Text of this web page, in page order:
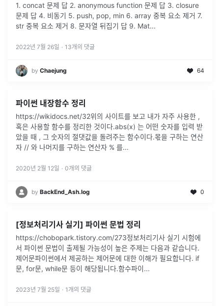
1. concat 문제 답 2. anonymous function 문제 답 3. closure
문제 답 4. 비동기 5. push, pop, min 6. array 중복 요소 제거 7.
str 중복 요소 제거 8. 문자열 뒤집기 답 9. Mat...
2022년 7월 26일 · 13개의 댓글
by Chaejung 64
파이썬 내장함수 정리
https://wikidocs.net/32위의 사이트를 보고 내가 자주 사용한 ,
혹은 사용할 함수를 정리한 것이다.abs(x) 는 어떤 숫자를 입력 받
았을 때 , 그 숫자의 절댓값을 돌려주는 함수이다.몫을 구하는 연산
자 // 와 나머지를 구하는 연산자 % 를...
2020년 2월 12일 · 0개의 댓글
by BackEnd_Ash.log 0
[정보처리기사 실기] 파이썬 문법 정리
https://chobopark.tistory.com/273정보처리기사 실기 시험에
서 파이썬 문법이 출제될 가능성이 높은 주제는 다음과 같습니다.
제어문파이썬에서 제공하는 제어문에 대한 이해가 필요합니다. if
문, for문, while문 등이 해당됩니다.함수파이...
2023년 7월 25일 · 1 개의 댓글